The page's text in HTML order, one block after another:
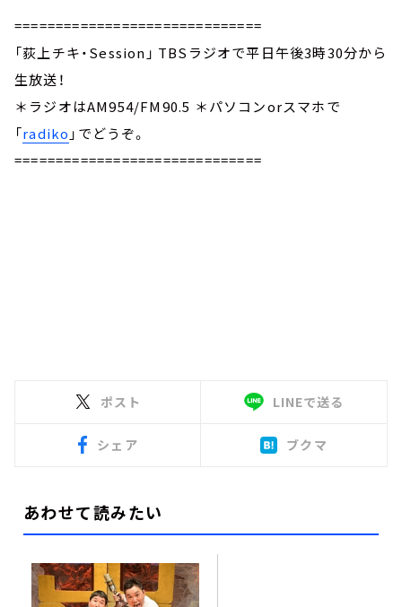
==============================
「荻上チキ・Session」 TBSラジオで平日午後3時30分から
生放送！
＊ラジオはAM954/FM90.5 ＊パソコンorスマホで
「radiko 」でどうぞ。
==============================
ポスト LINEで送る
シェア ブクマ
あわせて読みたい